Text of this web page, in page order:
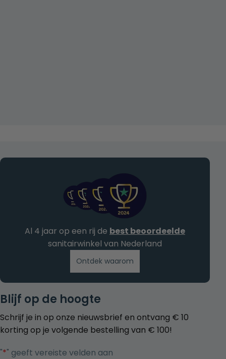
Blijf op de hoogte
Schrijf je in op onze nieuwsbrief en ontvang € 10
korting op je volgende bestelling van € 100!
"*" geeft vereiste velden aan
Al 4 jaar op een rij de best beoordeelde
sanitairwinkel van Nederland
Ontdek waarom